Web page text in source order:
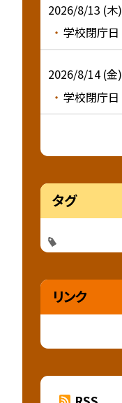
2026/8/13 (木)
学校閉庁日
2026/8/14 (金)
学校閉庁日
タグ
リンク